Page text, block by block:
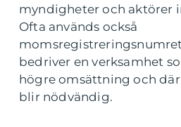
myndigheter och aktörer
Ofta används också
bedriver en verksamhet
högre omsättning och
blir nödvändig.